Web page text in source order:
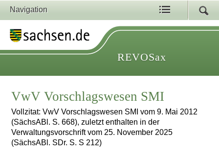
Navigation
REVOSax
VwV Vorschlagswesen SMI
Vollzitat: VwV Vorschlagswesen SMI vom 9. Mai 2012
(SächsABl. S. 668), zuletzt enthalten in der
Verwaltungsvorschrift vom 25. November 2025
(SächsABl. SDr. S. S 212)